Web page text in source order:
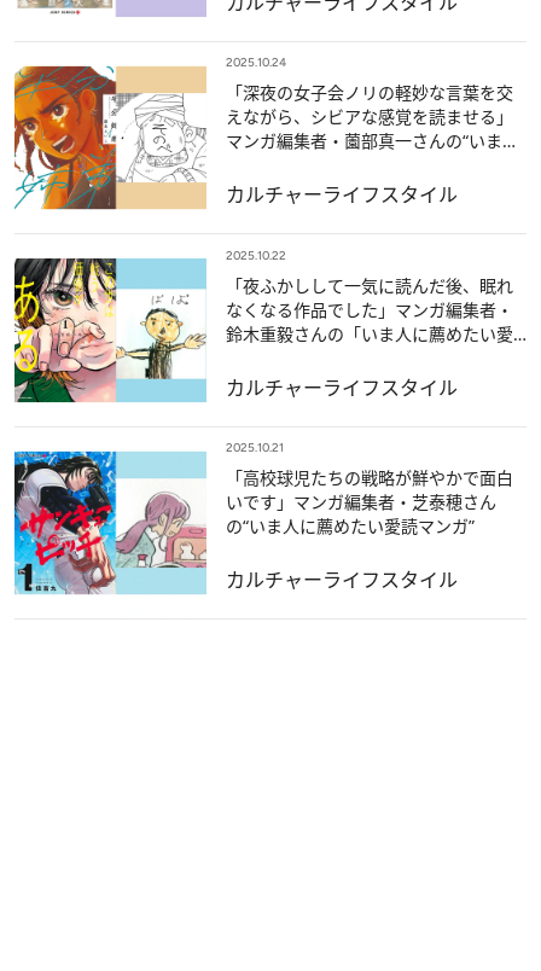
2025.10.24
「深夜の女子会ノリの軽妙な言葉を交
えながら、シビアな感覚を読ませる」
マンガ編集者・薗部真一さんの“いま人
カルチャーライフスタイル
2025.10.22
「夜ふかしして一気に読んだ後、眠れ
なくなる作品でした」マンガ編集者・
鈴木重毅さんの「いま人に薦めたい愛
カルチャーライフスタイル
2025.10.21
「高校球児たちの戦略が鮮やかで面白
いです」マンガ編集者・芝泰穂さん
の“いま人に薦めたい愛読マンガ”
カルチャーライフスタイル